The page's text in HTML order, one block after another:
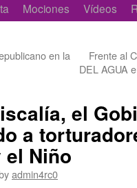
Mociones Vídeos
en la
Frente al
DEL AGUA
el
a
Niño
admin4rc0